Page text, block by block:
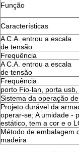
Função
Características
A C.A. entrou a escala
de tensão
Frequência
A C.A. entrou a escala
de tensão
Frequência
porto Fio-lan, porta
Sistema da operação
Projeto durável da
operar-se; A umidade -
estático, tem a cor e o
Método de embalagem
madeira